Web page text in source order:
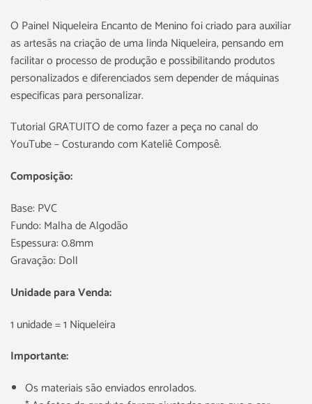
O Painel Niqueleira Encanto de Menino foi criado para auxiliar
as artesãs na criação de uma linda Niqueleira, pensando em
facilitar o processo de produção e possibilitando produtos
personalizados e diferenciados sem depender de máquinas
especificas para personalizar.
Tutorial GRATUITO de como fazer a peça no canal do
YouTube – Costurando com Kateliê Composê.
Composição:
Base: PVC
Fundo: Malha de Algodão
Espessura: 0.8mm
Gravação: Doll
Unidade para Venda:
1 unidade = 1 Niqueleira
Importante:
Os materiais são enviados enrolados.